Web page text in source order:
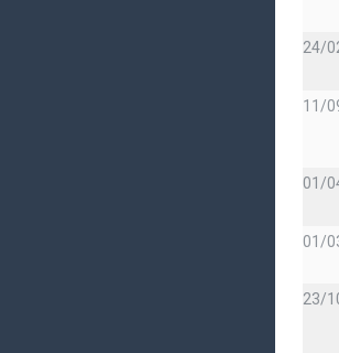
24/
11/
01/
01/
23/